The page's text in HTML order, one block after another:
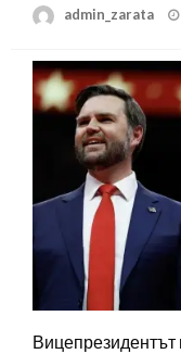
admin_zarata